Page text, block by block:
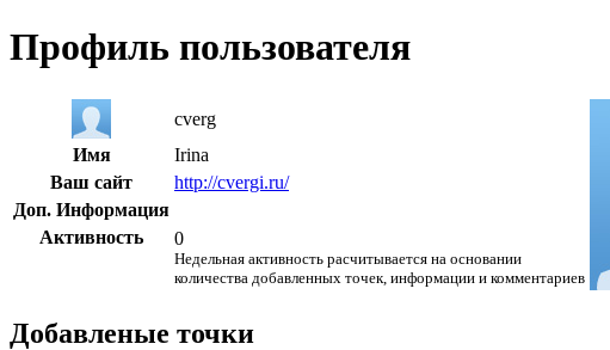
Профиль пользователя
cverg
Имя
Irina
Ваш сайт
http://cvergi.ru/
Доп. Информация
Активность
0
Недельная активность расчитывается на основании
количества добавленных точек, информации и комментариев
Добавленые точки